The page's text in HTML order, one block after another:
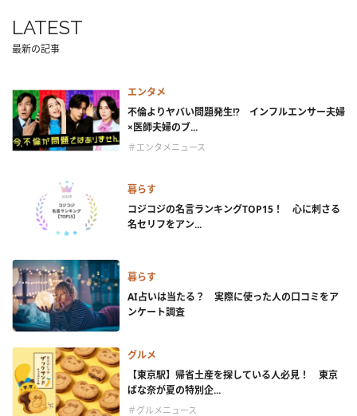
LATEST
最新の記事
エンタメ
不倫よりヤバい問題発生!? インフルエンサー夫婦
×医師夫婦のブ...
＃エンタメニュース
暮らす
コジコジの名言ランキングTOP15！ 心に刺さる
名セリフをアン...
暮らす
AI占いは当たる？ 実際に使った人の口コミをア
ンケート調査
グルメ
【東京駅】帰省土産を探している人必見！ 東京
ばな奈が夏の特別企...
＃グルメニュース